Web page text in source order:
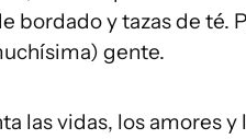
bordado y tazas de té.
gente.
las vidas, los amores y